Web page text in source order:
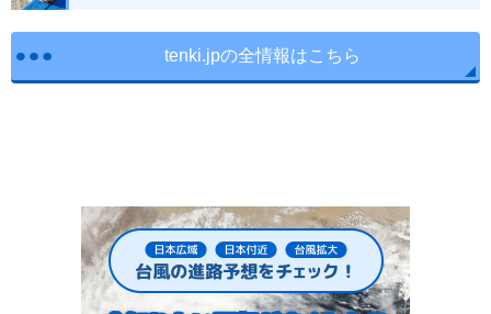
tenki.jpの全情報はこちら